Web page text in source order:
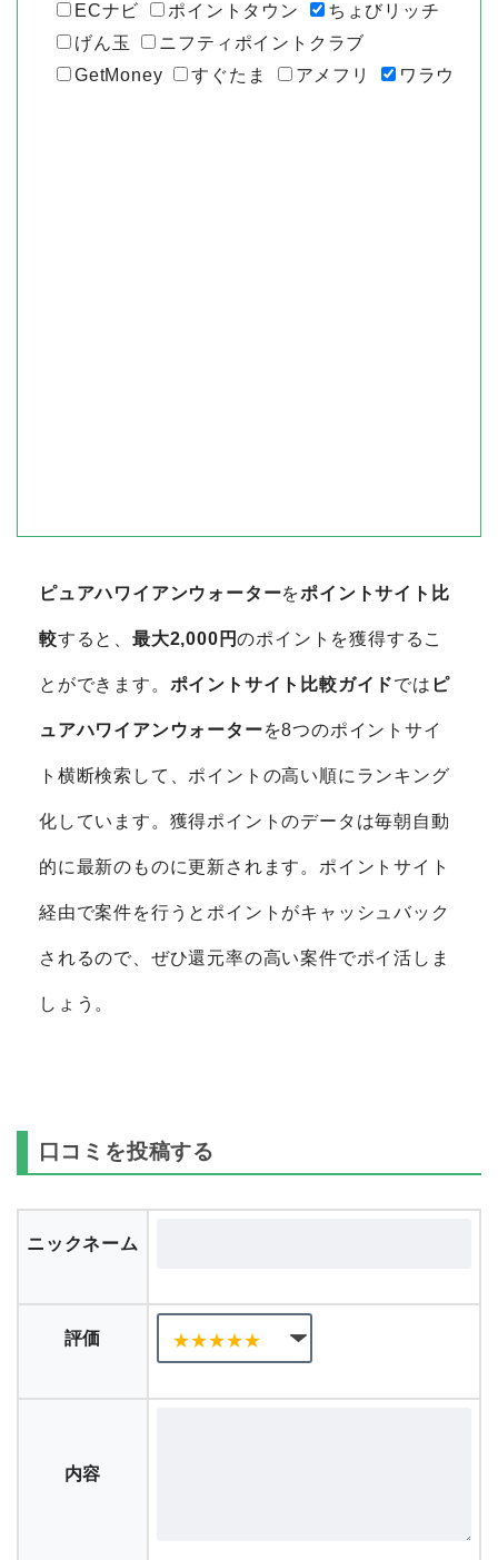
ECナビ
ポイントタウン
ちょびリッチ
げん玉
ニフティポイントクラブ
GetMoney
すぐたま アメフリ ワラウ
ピュアハワイアンウォーターをポイントサイト比
較すると、最大2,000円のポイントを獲得するこ
とができます。 ポイントサイト比較ガイドでは ピ
ュアハワイアンウォーターを8つのポイントサイ
ト横断検索して、ポイントの高い順にランキング
化しています。獲得ポイントのデータは毎朝自動
的に最新のものに更新されます。ポイントサイト
経由で案件を行うとポイントがキャッシュバック
されるので、ぜひ還元率の高い案件でポイ活しま
しょう。
口コミを投稿する
ニックネーム
評価
内容